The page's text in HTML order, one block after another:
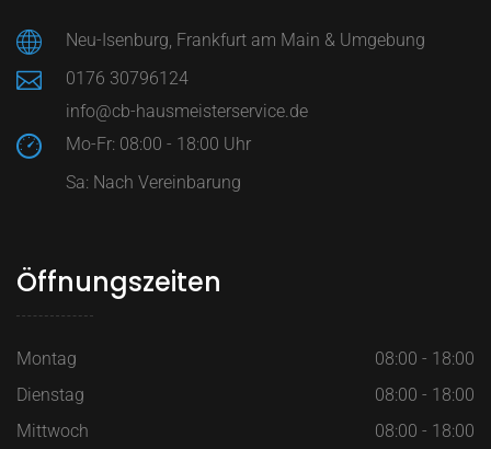
Neu-Isenburg, Frankfurt am Main & Umgebung
0176 30796124
info@cb-hausmeisterservice.de
Mo-Fr: 08:00 - 18:00 Uhr
Sa: Nach Vereinbarung
Öffnungszeiten
Montag
08:00 - 18:00
Dienstag
08:00 - 18:00
Mittwoch
08:00 - 18:00